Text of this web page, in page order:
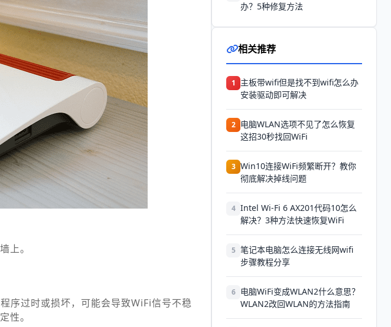
上。
序过时或损坏，可能会导致WiFi信号不稳
性。
办？5种修复方法
相关推荐
1
主板带wifi但是找不到wifi怎么办
安装驱动即可解决
2 电脑WLAN选项不见了怎么恢复
这招30秒找回WiFi
3 Win10连接WiFi频繁断开？教你
彻底解决掉线问题
4 Intel Wi-Fi 6 AX201代码10怎么
解决？3种方法快速恢复WiFi
5 笔记本电脑怎么连接无线网wifi
步骤教程分享
6 电脑WiFi变成WLAN2什么意思？
WLAN2改回WLAN的方法指南